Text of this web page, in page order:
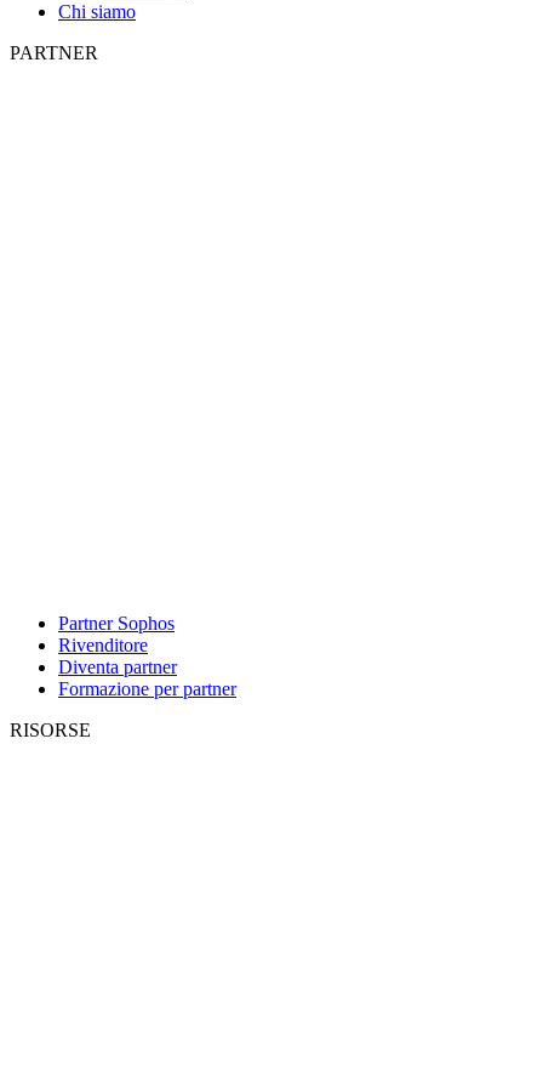
Chi siamo
PARTNER
Partner Sophos
Rivenditore
Diventa partner
Formazione per partner
RISORSE